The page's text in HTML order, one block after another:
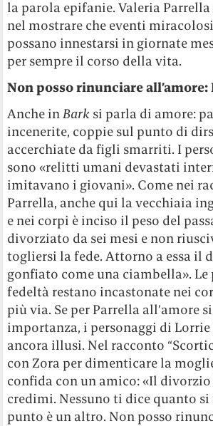
la parola epifanie. Valeria
nel mostrare che eventi
possano innestarsi in giornate
per sempre il corso della vita.
Non posso rinunciare
Anche inBark si parla di amore:
incenerite, coppie sul punto di
accerchiate da figli smarriti. I
sono «relitti umani devastati
imitavano i giovani». Come nei
Parrella, anche qui la vecchiaia
e nei corpi è inciso il peso del
divorziato da sei mesi e non
togliersi la fede. Attorno a essa il
gonfiato come una ciambella». Le
fedeltà restano incastonate nei
più via. Se per Parrella all’amore
importanza, i personaggi di Lorrie
ancora illusi. Nel racconto
con Zora per dimenticare la
confida con un amico: «Il divorzio
credimi. Nessuno ti dice quanto
punto è un altro. Non posso